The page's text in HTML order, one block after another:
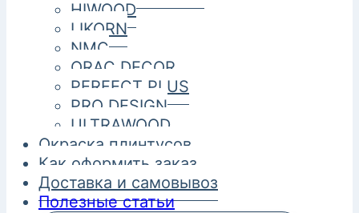
HIWOOD
LIKORN
NMC
ORAC DECOR
PERFECT PLUS
PRO DESIGN
ULTRAWOOD
Окраска плинтусов
Как оформить заказ
Доставка и самовывоз
Полезные статьи